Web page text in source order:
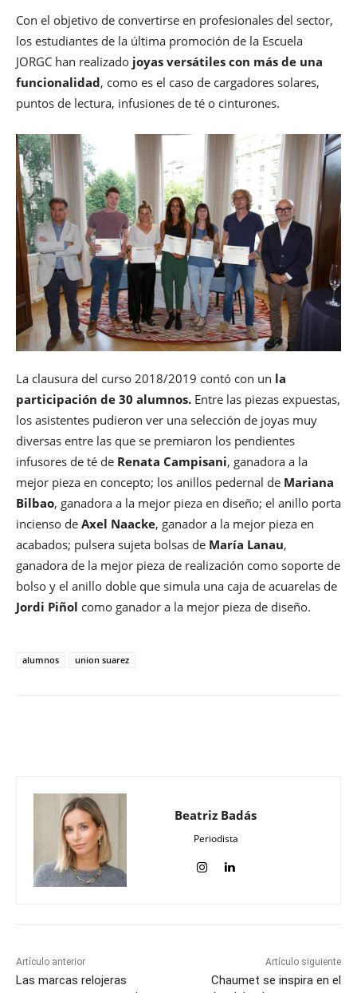
Con el objetivo de convertirse en profesionales del sector,
los estudiantes de la última promoción de la Escuela
JORGC han realizado joyas versátiles con más de una
funcionalidad, como es el caso de cargadores solares,
puntos de lectura, infusiones de té o cinturones.
La clausura del curso 2018/2019 contó con un la
participación de 30 alumnos. Entre las piezas expuestas,
los asistentes pudieron ver una selección de joyas muy
diversas entre las que se premiaron los pendientes
infusores de té de Renata Campisani, ganadora a la
mejor pieza en concepto; los anillos pedernal de Mariana
Bilbao, ganadora a la mejor pieza en diseño; el anillo porta
incienso de Axel Naacke, ganador a la mejor pieza en
acabados; pulsera sujeta bolsas de María Lanau,
ganadora de la mejor pieza de realización como soporte de
bolso y el anillo doble que simula una caja de acuarelas de
Jordi Piñol como ganador a la mejor pieza de diseño.
alumnos union suarez
Beatriz Badás
Periodista
Artículo anterior
Las marcas relojeras
Artículo siguiente
Chaumet se inspira en el